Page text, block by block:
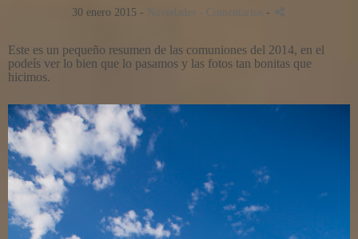
30 enero 2015 - Novedades - Comentarios -
Este es un pequeño resumen de las comuniones del 2014, en el
podeís ver lo bien que lo pasamos y las fotos tan bonitas que
hicimos.